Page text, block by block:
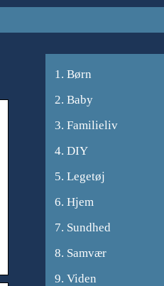
Børn
Baby
Familieliv
DIY
Legetøj
Hjem
Sundhed
Samvær
Viden